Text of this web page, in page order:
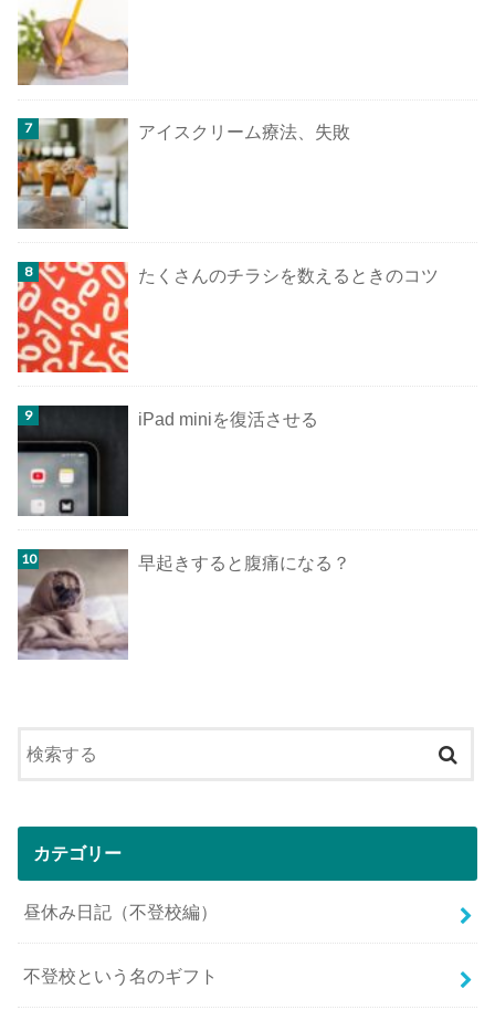
アイスクリーム療法、失敗
たくさんのチラシを数えるときのコツ
iPad miniを復活させる
早起きすると腹痛になる？
カテゴリー
昼休み日記（不登校編）
不登校という名のギフト